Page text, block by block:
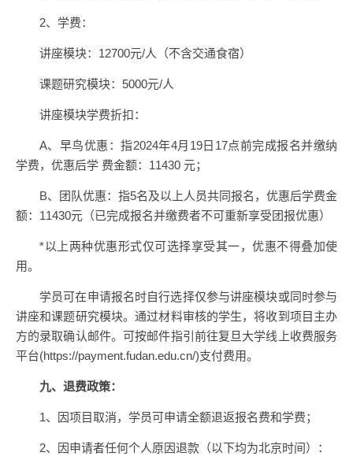
2、学费：
讲座模块：12700元/人（不含交通食宿）
课题研究模块：5000元/人
讲座模块学费折扣：
A、早鸟优惠：指2024年4月19日17点前完成报名并缴纳
学费，优惠后学 费金额：11430 元；
B、团队优惠：指5名及以上人员共同报名，优惠后学费金
额：11430元（已完成报名并缴费者不可重新享受团报优惠）
*以上两种优惠形式仅可选择享受其一，优惠不得叠加使
用。
学员可在申请报名时自行选择仅参与讲座模块或同时参与
讲座和课题研究模块。通过材料审核的学生，将收到项目主办
方的录取确认邮件。可按邮件指引前往复旦大学线上收费服务
平台(https://payment.fudan.edu.cn/)支付费用。
九、退费政策：
1、因项目取消，学员可申请全额退返报名费和学费；
2、因申请者任何个人原因退款（以下均为北京时间）：